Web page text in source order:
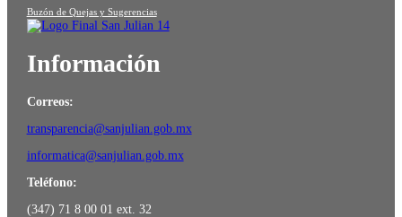
Buzón de Quejas y Sugerencias
Información
Correos:
transparencia@sanjulian.gob.mx
informatica@sanjulian.gob.mx
Teléfono:
(347) 71 8 00 01 ext. 32